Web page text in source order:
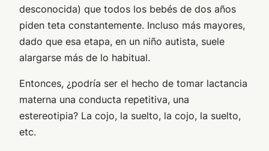
desconocida) que todos los bebés de dos años
piden teta constantemente. Incluso más mayores,
dado que esa etapa, en un niño autista, suele
alargarse más de lo habitual.
Entonces, ¿podría ser el hecho de tomar lactancia
materna una conducta repetitiva, una
estereotipia? La cojo, la suelto, la cojo, la suelto,
etc.